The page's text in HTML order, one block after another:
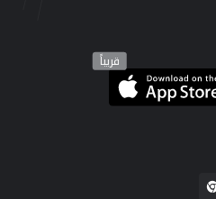
قريباً
إضافة لبنكة لمتصفح Chrome